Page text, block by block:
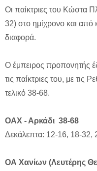
Οι παίκτριες του Κώστα
32) στο ημίχρονο και από
διαφορά.
Ο έμπειρος προπονητής
τις παίκτριες του, με τις
τελικό 38-68.
ΟΑΧ - Αρκάδι 38-68
Δεκάλεπτα: 12-16, 18-32,
ΟΑ Χανίων (Λευτέρης